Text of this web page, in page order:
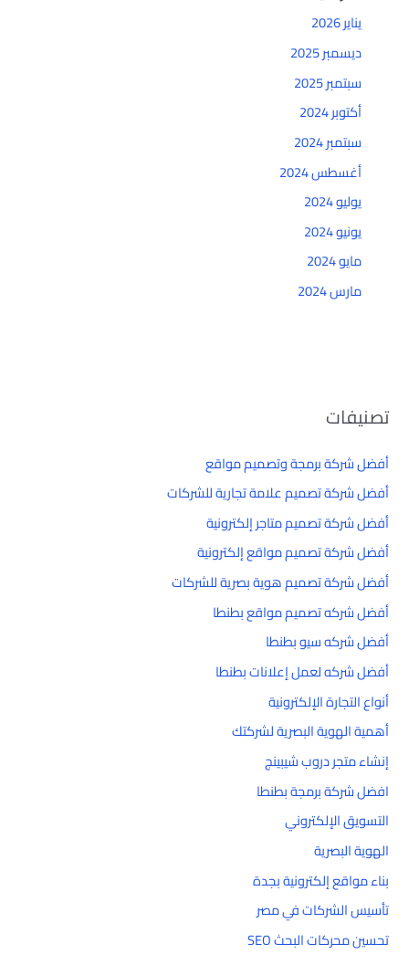
يناير 2026
ديسمبر 2025
سبتمبر 2025
أكتوبر 2024
سبتمبر 2024
أغسطس 2024
يوليو 2024
يونيو 2024
مايو 2024
مارس 2024
تصنيفات
أفضل شركة برمجة وتصميم مواقع
أفضل شركة تصميم علامة تجارية للشركات
أفضل شركة تصميم متاجر إلكترونية
أفضل شركة تصميم مواقع إلكترونية
أفضل شركة تصميم هوية بصرية للشركات
أفضل شركه تصميم مواقع بطنطا
أفضل شركه سيو بطنطا
أفضل شركه لعمل إعلانات بطنطا
أنواع التجارة الإلكترونية
أهمية الهوية البصرية لشركتك
إنشاء متجر دروب شيبينج
افضل شركة برمجة بطنطا
التسويق الإلكتروني
الهوية البصرية
بناء مواقع إلكترونية بجدة
تأسيس الشركات في مصر
تحسين محركات البحث SEO